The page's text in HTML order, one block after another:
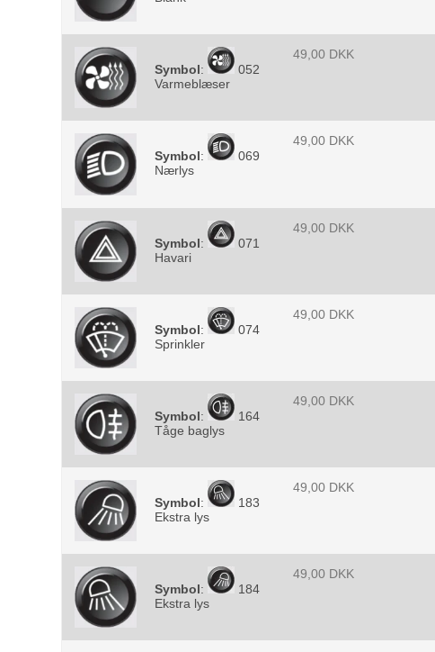
Symbol:
052
Varmeblæser
49,00 DKK
Symbol:
069
Nærlys
49,00 DKK
Symbol:
071
Havari
49,00 DKK
Symbol:
074
Sprinkler
49,00 DKK
Symbol:
164
Tåge baglys
49,00 DKK
Symbol:
183
Ekstra lys
49,00 DKK
Symbol:
184
Ekstra lys
49,00 DKK